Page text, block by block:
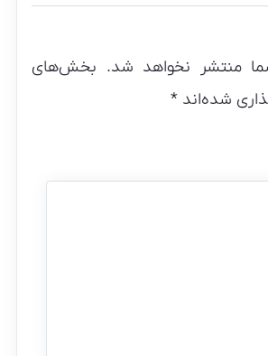
منتشر نخواهد شد. بخش‌های
شده‌اند*